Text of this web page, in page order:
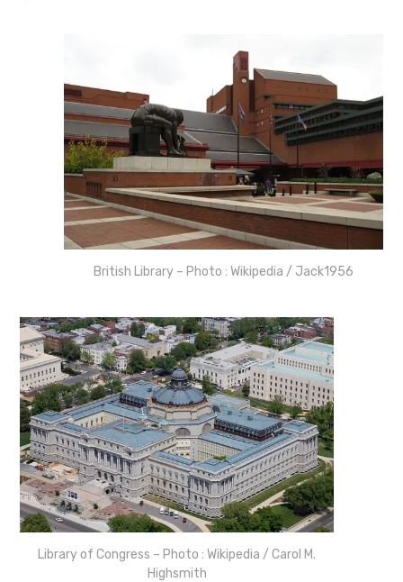
British Library – Photo : Wikipedia / Jack1956
Library of Congress – Photo : Wikipedia / Carol M.
Highsmith